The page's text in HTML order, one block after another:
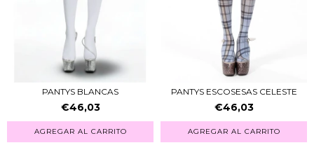
PANTYS BLANCAS
€46,03
AGREGAR AL CARRITO
PANTYS ESCOSESAS CELESTE
€46,03
AGREGAR AL CARRITO